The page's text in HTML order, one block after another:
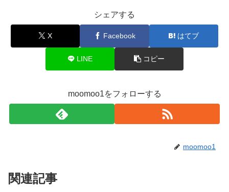
シェアする
X Facebook はてブ
LINE コピー
moomoo1をフォローする
moomoo1
関連記事